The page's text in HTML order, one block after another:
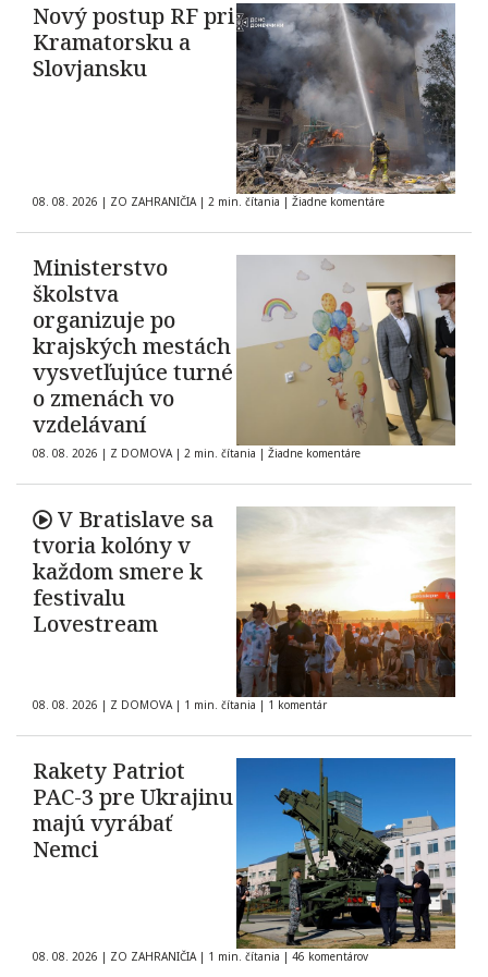
Nový postup RF pri
Kramatorsku a
Slovjansku
08. 08. 2026 | ZO ZAHRANIČIA | 2 min. čítania | Žiadne komentáre
Ministerstvo
školstva
organizuje po
krajských mestách
vysvetľujúce turné
o zmenách vo
vzdelávaní
08. 08. 2026 | Z DOMOVA | 2 min. čítania | Žiadne komentáre
V Bratislave sa
tvoria kolóny v
každom smere k
festivalu
Lovestream
08. 08. 2026 | Z DOMOVA | 1 min. čítania | 1 komentár
Rakety Patriot
PAC-3 pre Ukrajinu
majú vyrábať
Nemci
08. 08. 2026 | ZO ZAHRANIČIA | 1 min. čítania | 46 komentárov